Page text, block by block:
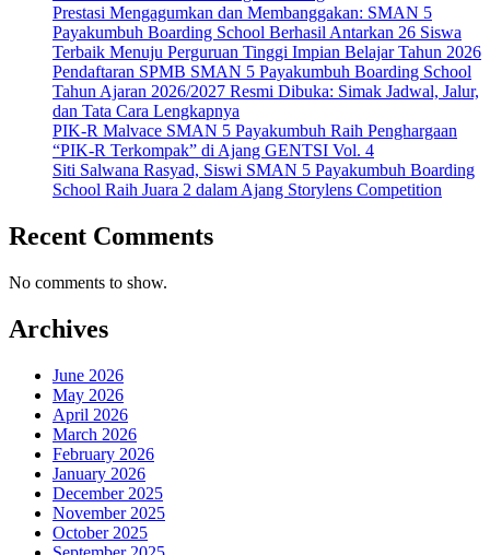
Prestasi Mengagumkan dan Membanggakan: SMAN 5
Payakumbuh Boarding School Berhasil Antarkan 26 Siswa
Terbaik Menuju Perguruan Tinggi Impian Belajar Tahun 2026
Pendaftaran SPMB SMAN 5 Payakumbuh Boarding School
Tahun Ajaran 2026/2027 Resmi Dibuka: Simak Jadwal, Jalur,
dan Tata Cara Lengkapnya
PIK-R Malvace SMAN 5 Payakumbuh Raih Penghargaan
“PIK-R Terkompak” di Ajang GENTSI Vol. 4
Siti Salwana Rasyad, Siswi SMAN 5 Payakumbuh Boarding
School Raih Juara 2 dalam Ajang Storylens Competition
Recent Comments
No comments to show.
Archives
June 2026
May 2026
April 2026
March 2026
February 2026
January 2026
December 2025
November 2025
October 2025